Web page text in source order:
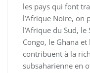
les pays qui font
l’Afrique Noire, on
l’Afrique du Sud, le
Congo, le Ghana et
contribuent à la
subsaharienne en